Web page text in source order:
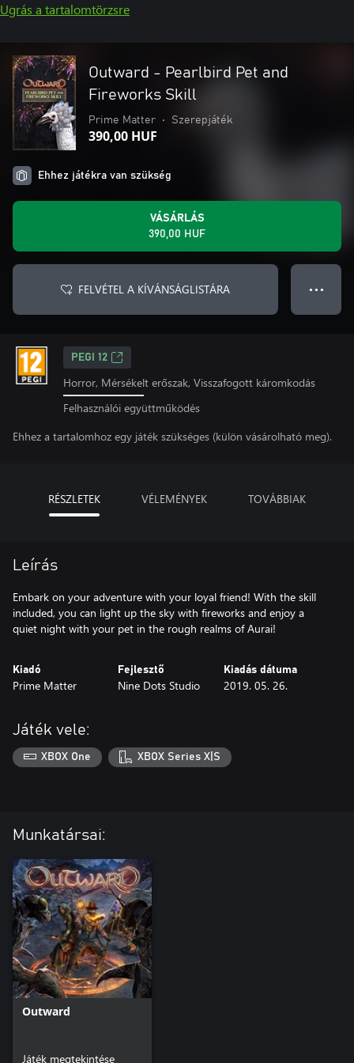
Ugrás a tartalomtörzsre
Outward - Pearlbird Pet and
Fireworks Skill
Prime Matter • Szerepjáték
390,00 HUF
Ehhez játékra van szükség
VÁSÁRLÁS
390,00 HUF
FELVÉTEL A KÍVÁNSÁGLISTÁRA ● ● ●
PEGI 12
Horror, Mérsékelt erőszak, Visszafogott káromkodás
Felhasználói együttműködés
Ehhez a tartalomhoz egy játék szükséges (külön vásárolható meg).
RÉSZLETEK VÉLEMÉNYEK TOVÁBBIAK
Leírás
Embark on your adventure with your loyal friend! With the skill
included, you can light up the sky with fireworks and enjoy a
quiet night with your pet in the rough realms of Aurai!
Kiadó
Prime Matter
Fejlesztő
Nine Dots Studio
Kiadás dátuma
2019. 05. 26.
Játék vele:
XBOX One XBOX Series X|S
Munkatársai:
Outward
Játék megtekintése